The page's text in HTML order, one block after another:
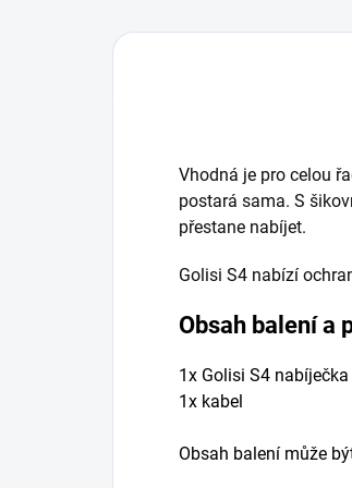
Vhodná je pro celou
postará sama. S
přestane nabíjet.
Golisi S4 nabízí
Obsah balení a
1x Golisi S4 nabíječka
1x kabel
Obsah balení může